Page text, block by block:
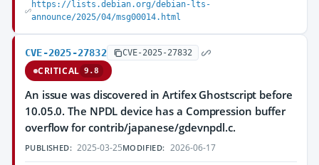
https://lists.debian.org/debian-lts-
announce/2025/04/msg00014.html
CVE-2025-27832 CVE-2025-27832
CRITICAL 9.8
An issue was discovered in Artifex Ghostscript before
10.05.0. The NPDL device has a Compression buffer
overflow for contrib/japanese/gdevnpdl.c.
PUBLISHED: 2025-03-25MODIFIED: 2026-06-17